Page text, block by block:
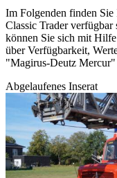
Im Folgenden finden Sie
Classic Trader verfügbar
können Sie sich mit
über Verfügbarkeit,
"Magirus-Deutz Mercur"
Abgelaufenes Inserat